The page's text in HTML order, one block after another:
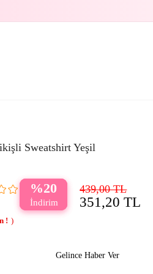
Sweatshirt Yeşil
20 439,00 TL
351,20 TL
Gelince Haber Ver